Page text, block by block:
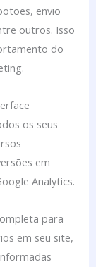
envio
outros. Isso
do
os seus
em
Analytics.
para
em seu site,